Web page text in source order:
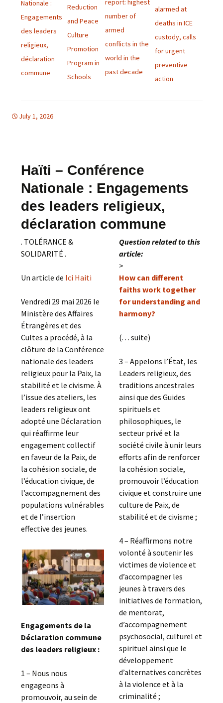
Nationale :
Engagements
des leaders
religieux,
déclaration
commune
Reduction
and Peace
Culture
Promotion
Program in
Schools
report: highest
number of
armed
conflicts in the
world in the
past decade
alarmed at
deaths in ICE
custody, calls
for urgent
preventive
action
July 1, 2026
Haïti – Conférence
Nationale : Engagements
des leaders religieux,
déclaration commune
. TOLÉRANCE &
SOLIDARITÉ .
Un article de Ici Haiti
Vendredi 29 mai 2026 le
Ministère des Affaires
Étrangères et des
Cultes a procédé, à la
clôture de la Conférence
nationale des leaders
religieux pour la Paix, la
stabilité et le civisme. À
l’issue des ateliers, les
leaders religieux ont
adopté une Déclaration
qui réaffirme leur
engagement collectif
en faveur de la Paix, de
la cohésion sociale, de
l’éducation civique, de
l’accompagnement des
populations vulnérables
et de l’insertion
effective des jeunes.
Engagements de la
Déclaration commune
des leaders religieux :
1 – Nous nous
engageons à
promouvoir, au sein de
Question related to this
article:
>
How can different
faiths work together
for understanding and
harmony?
(. . . suite)
3 – Appelons l’État, les
Leaders religieux, des
traditions ancestrales
ainsi que des Guides
spirituels et
philosophiques, le
secteur privé et la
société civile à unir leurs
efforts afin de renforcer
la cohésion sociale,
promouvoir l’éducation
civique et construire une
culture de Paix, de
stabilité et de civisme ;
4 – Réaffirmons notre
volonté à soutenir les
victimes de violence et
d’accompagner les
jeunes à travers des
initiatives de formation,
de mentorat,
d’accompagnement
psychosocial, culturel et
spirituel ainsi que le
développement
d’alternatives concrètes
à la violence et à la
criminalité ;